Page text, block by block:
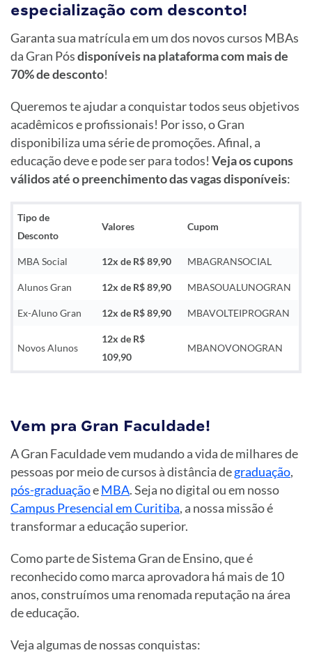
especialização com desconto!
Garanta sua matrícula em um dos novos cursos MBAs
da Gran Pósdisponíveis na plataforma com mais de
70% de desconto!
Queremos te ajudar a conquistar todos seus objetivos
acadêmicos e profissionais! Por isso, o Gran
disponibiliza uma série de promoções. Afinal, a
educação deve e pode ser para todos! Veja os cupons
válidos até o preenchimento das vagas disponíveis:
Tipo de
Desconto
Valores Cupom
MBA Social 12x de R$ 89,90 MBAGRANSOCIAL
Alunos Gran 12x de R$ 89,90 MBASOUALUNOGRAN
Ex-Aluno Gran 12x de R$ 89,90 MBAVOLTEIPROGRAN
Novos Alunos
12x de R$
109,90
MBANOVONOGRAN
Vem pra Gran Faculdade!
A Gran Faculdade vem mudando a vida de milhares de
pessoas por meio de cursos à distância degraduação,
pós-graduaçãoeMBA. Seja no digital ou em nosso
Campus Presencial em Curitiba, a nossa missão é
transformar a educação superior.
Como parte de Sistema Gran de Ensino, que é
reconhecido como marca aprovadora há mais de 10
anos, construímos uma renomada reputação na área
de educação.
Veja algumas de nossas conquistas: